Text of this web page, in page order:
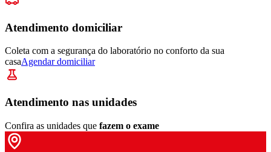
Atendimento domiciliar
Coleta com a segurança do laboratório no conforto da sua
casaAgendar domiciliar
Atendimento nas unidades
Confira as unidades que fazem o exame